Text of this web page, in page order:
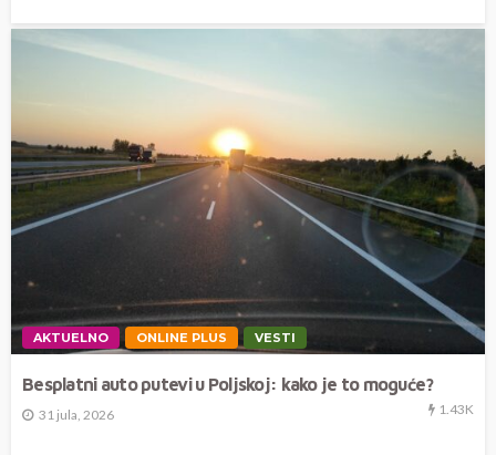
AKTUELNO ONLINE PLUS VESTI
Besplatni auto putevi u Poljskoj: kako je to moguće?
31 jula, 2026 1.43K